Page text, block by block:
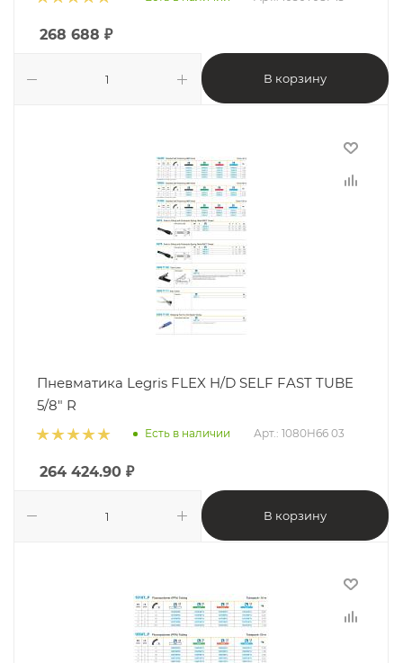
268 688 ₽
В корзину
Пневматика Legris FLEX H/D SELF FAST TUBE
5/8" R
Есть в наличии Арт.: 1080H66 03
264 424.90 ₽
В корзину